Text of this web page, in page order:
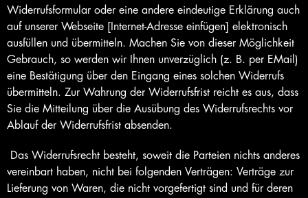
Widerrufsformular oder eine andere eindeutige Erklärung auch
auf unserer Webseite [Internet-Adresse einfügen] elektronisch
ausfüllen und übermitteln. Machen Sie von dieser Möglichkeit
Gebrauch, so werden wir Ihnen unverzüglich (z. B. per EMail)
eine Bestätigung über den Eingang eines solchen Widerrufs
übermitteln. Zur Wahrung der Widerrufsfrist reicht es aus, dass
Sie die Mitteilung über die Ausübung des Widerrufsrechts vor
Ablauf der Widerrufsfrist absenden.
Das Widerrufsrecht besteht, soweit die Parteien nichts anderes
vereinbart haben, nicht bei folgenden Verträgen: Verträge zur
Lieferung von Waren, die nicht vorgefertigt sind und für deren